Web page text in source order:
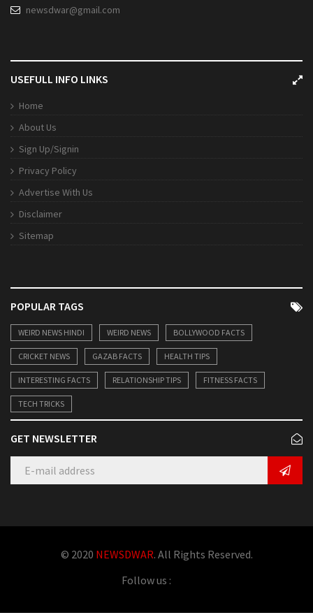
newsdwar@gmail.com
USEFULL INFO LINKS
Home
About Us
Sign Up/Signin
Privacy Policy
Advertise With Us
Disclaimer
Sitemap
POPULAR TAGS
WEIRD NEWS HINDI WEIRD NEWS BOLLYWOOD FACTS
CRICKET NEWS GAZAB FACTS HEALTH TIPS
INTERESTING FACTS RELATIONSHIP TIPS FITNESS FACTS
TECH TRICKS
GET NEWSLETTER
© 2020 NEWSDWAR. All Rights Reserved.
Follow us :